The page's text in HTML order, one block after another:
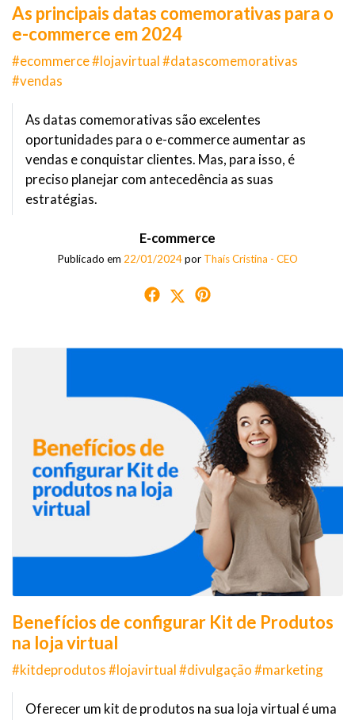
As principais datas comemorativas para o
e-commerce em 2024
#ecommerce #lojavirtual #datascomemorativas
#vendas
As datas comemorativas são excelentes
oportunidades para o e-commerce aumentar as
vendas e conquistar clientes. Mas, para isso, é
preciso planejar com antecedência as suas
estratégias.
E-commerce
Publicado em 22/01/2024por Thaís Cristina - CEO
Benefícios de configurar Kit de Produtos
na loja virtual
#kitdeprodutos #lojavirtual #divulgação #marketing
Oferecer um kit de produtos na sua loja virtual é uma